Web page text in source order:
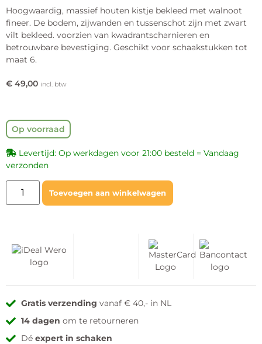
Hoogwaardig, massief houten kistje bekleed met walnoot
fineer. De bodem, zijwanden en tussenschot zijn met zwart
vilt bekleed. voorzien van kwadrantscharnieren en
betrouwbare bevestiging. Geschikt voor schaakstukken tot
maat 6.
€ 49,00 incl. btw
Op voorraad
Levertijd: Op werkdagen voor 21:00 besteld = Vandaag
verzonden
Toevoegen aan winkelwagen
Gratis verzending vanaf € 40,- in NL
14 dagen om te retourneren
Déexpert in schaken